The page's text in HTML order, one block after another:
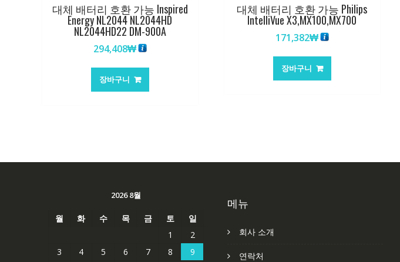
대체 배터리 호환 가능 Inspired
Energy NL2044 NL2044HD
NL2044HD22 DM-900A
294,408₩
장바구니
대체 배터리 호환 가능 Philips
IntelliVue X3,MX100,MX700
171,382₩
장바구니
2026 8월
월 화 수 목 금 토
일
1
2
3
4 5 6 7 8
9
메뉴
회사 소개
연락처